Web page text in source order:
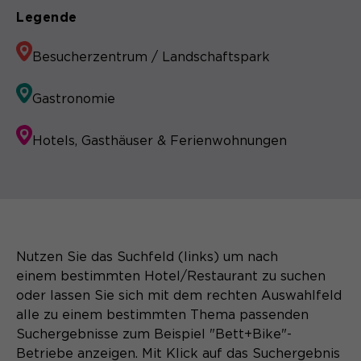
Legende
Besucherzentrum / Landschaftspark
Gastronomie
Hotels, Gasthäuser & Ferienwohnungen
Nutzen Sie das Suchfeld (links) um nach
einem bestimmten Hotel/Restaurant zu suchen
oder lassen Sie sich mit dem rechten Auswahlfeld
alle zu einem bestimmten Thema passenden
Suchergebnisse zum Beispiel "Bett+Bike"-
Betriebe anzeigen. Mit Klick auf das Suchergebnis